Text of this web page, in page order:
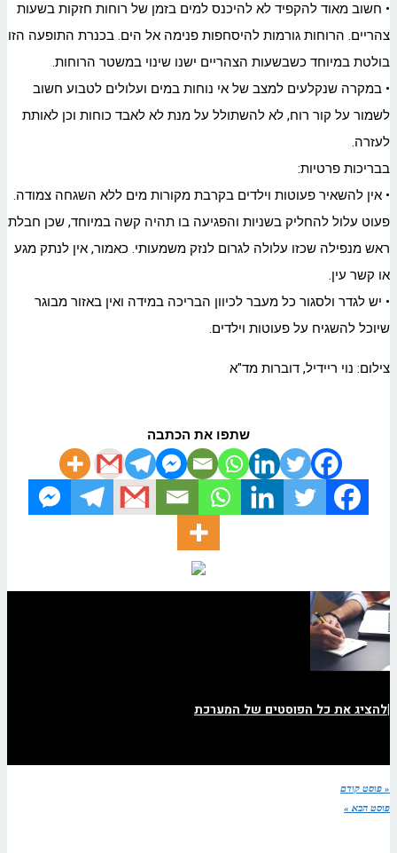
• חשוב מאוד להקפיד לא להיכנס למים בזמן של רוחות חזקות בשעות
צהריים. הרוחות גורמות להיסחפות פנימה אל הים. בכנרת התופעה הזו
בולטת במיוחד כשבשעות הצהריים ישנו שינוי במשטר הרוחות.
• במקרה שנקלעים למצב של אי נוחות במים ועלולים לטבוע חשוב
לשמור על קור רוח, לא להשתולל על מנת לא לאבד כוחות וכן לאותת
לעזרה.
בבריכות פרטיות:
• אין להשאיר פעוטות וילדים בקרבת מקורות מים ללא השגחה צמודה.
פעוט עלול להחליק בשניות והפגיעה בו תהיה קשה במיוחד, שכן חבלת
ראש מנפילה שכזו עלולה לגרום לנזק משמעותי. כאמור, אין לנתק מגע
או קשר עין.
• יש לגדר ולסגור כל מעבר לכיוון הבריכה במידה ואין באזור מבוגר
שיוכל להשגיח על פעוטות וילדים.
צילום: נוי ריידיל, דוברות מד"א
שתפו את הכתבה
|להציג את כל הפוסטים של המערכת
« פוסט קודם
פוסט הבא »